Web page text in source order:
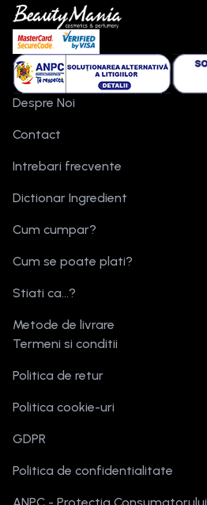
Despre Noi
Contact
Intrebari frecvente
Dictionar Ingredient
Cum cumpar?
Cum se poate plati?
Stiati ca...?
Metode de livrare
Termeni si conditii
Politica de retur
Politica cookie-uri
GDPR
Politica de confidentialitate